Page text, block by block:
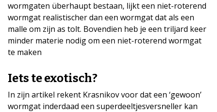
wormgaten überhaupt bestaan, lijkt een niet-roterend
wormgat realistischer dan een wormgat dat als een
malle om zijn as tolt. Bovendien heb je een triljard keer
minder materie nodig om een niet-roterend wormgat
te maken
Iets te exotisch?
In zijn artikel rekent Krasnikov voor dat een ‘gewoon’
wormgat inderdaad een superdeeltjesversneller kan